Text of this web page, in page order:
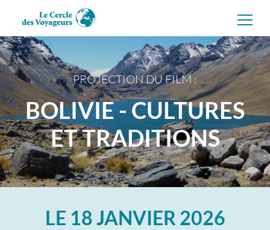
directement
contenu
PROJECTION DU FILM :
BOLIVIE - CULTURES
ET TRADITIONS
LE 18 JANVIER 2026